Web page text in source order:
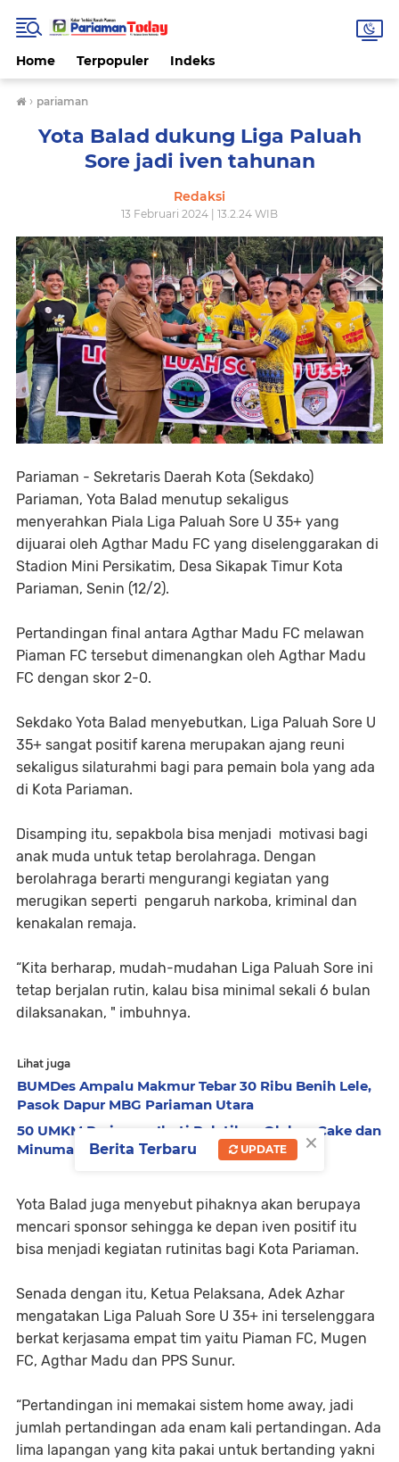
Home Terpopuler Indeks
› pariaman
Yota Balad dukung Liga Paluah
Sore jadi iven tahunan
Redaksi
13 Februari 2024 | 13.2.24 WIB
Pariaman - Sekretaris Daerah Kota (Sekdako)
Pariaman, Yota Balad menutup sekaligus
menyerahkan Piala Liga Paluah Sore U 35+ yang
dijuarai oleh Agthar Madu FC yang diselenggarakan di
Stadion Mini Persikatim, Desa Sikapak Timur Kota
Pariaman, Senin (12/2).
Pertandingan final antara Agthar Madu FC melawan
Piaman FC tersebut dimenangkan oleh Agthar Madu
FC dengan skor 2-0.
Sekdako Yota Balad menyebutkan, Liga Paluah Sore U
35+ sangat positif karena merupakan ajang reuni
sekaligus silaturahmi bagi para pemain bola yang ada
di Kota Pariaman.
Disamping itu, sepakbola bisa menjadi motivasi bagi
anak muda untuk tetap berolahraga. Dengan
berolahraga berarti mengurangi kegiatan yang
merugikan seperti pengaruh narkoba, kriminal dan
kenakalan remaja.
“Kita berharap, mudah-mudahan Liga Paluah Sore ini
tetap berjalan rutin, kalau bisa minimal sekali 6 bulan
dilaksanakan, " imbuhnya.
Lihat juga
BUMDes Ampalu Makmur Tebar 30 Ribu Benih Lele,
Pasok Dapur MBG Pariaman Utara
50 UMKM Pariaman Ikuti Pelatihan Olahan Cake dan
Minuman Berbasis Potensi Lokal
Yota Balad juga menyebut pihaknya akan berupaya
mencari sponsor sehingga ke depan iven positif itu
bisa menjadi kegiatan rutinitas bagi Kota Pariaman.
Senada dengan itu, Ketua Pelaksana, Adek Azhar
mengatakan Liga Paluah Sore U 35+ ini terselenggara
berkat kerjasama empat tim yaitu Piaman FC, Mugen
FC, Agthar Madu dan PPS Sunur.
“Pertandingan ini memakai sistem home away, jadi
jumlah pertandingan ada enam kali pertandingan. Ada
lima lapangan yang kita pakai untuk bertanding yakni
×
Berita Terbaru UPDATE